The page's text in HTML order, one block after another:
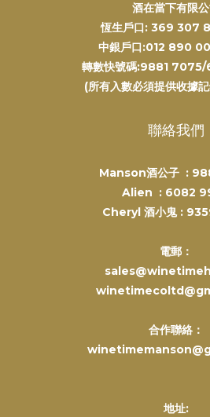
酒在當下有限
恆生戶口: 369 307
中銀戶口:012 890
轉數快號碼:9881
(所有入數必須提供收據
聯絡我們
Manson酒公子 :
Alien : 6082
Cheryl 酒小鬼 :
電郵：
合作聯絡：
地址: